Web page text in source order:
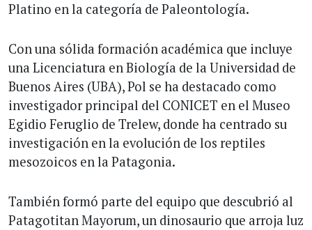
Platino en la categoría de Paleontología.
Con una sólida formación académica que incluye
una Licenciatura en Biología de la Universidad de
Buenos Aires (UBA), Pol se ha destacado como
investigador principal del CONICET en el Museo
Egidio Feruglio de Trelew, donde ha centrado su
investigación en la evolución de los reptiles
mesozoicos en la Patagonia.
También formó parte del equipo que descubrió al
Patagotitan Mayorum, un dinosaurio que arroja luz